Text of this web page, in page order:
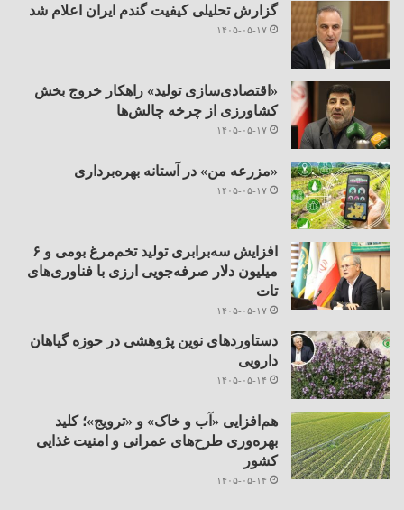
گزارش تحلیلی کیفیت گندم ایران اعلام شد
۱۴۰۵-۰۵-۱۷
«اقتصادی‌سازی تولید» راهکار خروج بخش
کشاورزی از چرخه چالش‌ها
۱۴۰۵-۰۵-۱۷
«مزرعه من» در آستانه بهره‌برداری
۱۴۰۵-۰۵-۱۷
افزایش سه‌برابری تولید تخم‌مرغ بومی و ۶
میلیون دلار صرفه‌جویی ارزی با فناوری‌های
تات
۱۴۰۵-۰۵-۱۷
دستاوردهای نوین پژوهشی در حوزه گیاهان
دارویی
۱۴۰۵-۰۵-۱۴
هم‌افزایی «آب و خاک» و «ترویج»؛ کلید
بهره‌وری طرح‌های عمرانی و امنیت غذایی
کشور
۱۴۰۵-۰۵-۱۴